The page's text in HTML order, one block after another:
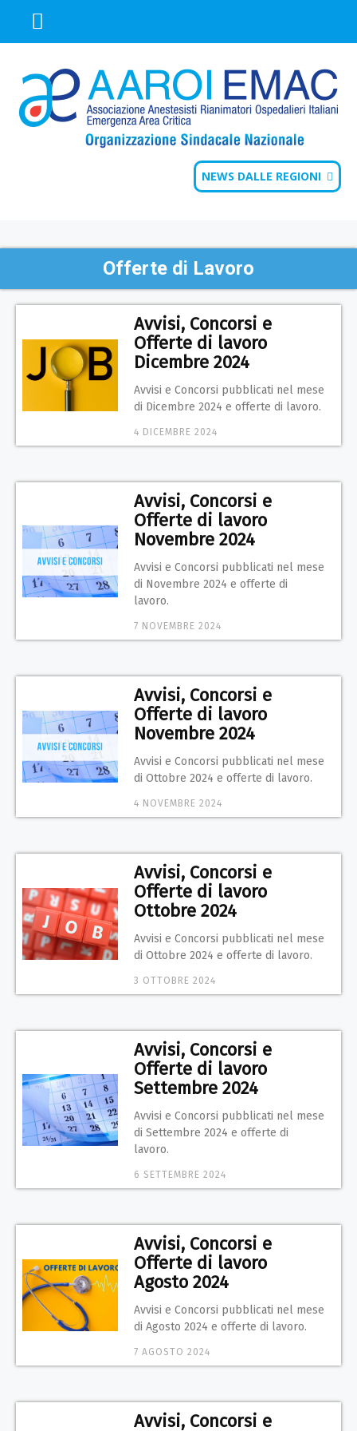
NEWS DALLE REGIONI
Offerte di Lavoro
Avvisi, Concorsi e
Offerte di lavoro
Dicembre 2024
Avvisi e Concorsi pubblicati nel mese
di Dicembre 2024 e offerte di lavoro.
4 DICEMBRE 2024
Avvisi, Concorsi e
Offerte di lavoro
Novembre 2024
Avvisi e Concorsi pubblicati nel mese
di Novembre 2024 e offerte di
lavoro.
7 NOVEMBRE 2024
Avvisi, Concorsi e
Offerte di lavoro
Novembre 2024
Avvisi e Concorsi pubblicati nel mese
di Ottobre 2024 e offerte di lavoro.
4 NOVEMBRE 2024
Avvisi, Concorsi e
Offerte di lavoro
Ottobre 2024
Avvisi e Concorsi pubblicati nel mese
di Ottobre 2024 e offerte di lavoro.
3 OTTOBRE 2024
Avvisi, Concorsi e
Offerte di lavoro
Settembre 2024
Avvisi e Concorsi pubblicati nel mese
di Settembre 2024 e offerte di
lavoro.
6 SETTEMBRE 2024
Avvisi, Concorsi e
Offerte di lavoro
Agosto 2024
Avvisi e Concorsi pubblicati nel mese
di Agosto 2024 e offerte di lavoro.
7 AGOSTO 2024
Avvisi, Concorsi e